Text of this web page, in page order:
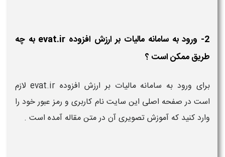
2- ورود به سامانه مالیات بر ارزش افزوده evat.ir به چه
طریق ممکن است ؟
برای ورود به سامانه مالیات بر ارزش افزوده evat.ir لازم
است در صفحه اصلی این سایت نام کاربری و رمز عبور خود را
وارد کنید که آموزش تصویری آن در متن مقاله آمده است .